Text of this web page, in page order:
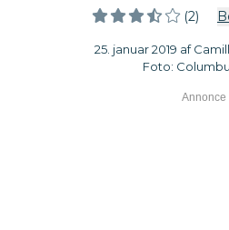
(2)
25. januar 2019 af
Foto: